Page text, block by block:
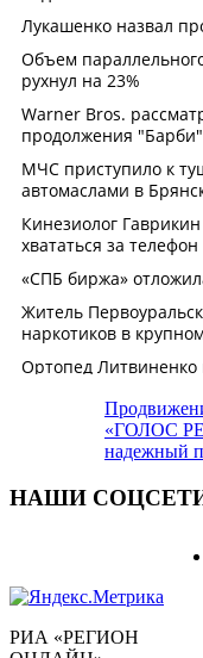
«ГОЛОС
надежный
НАШИ
РИА «РЕГИОН